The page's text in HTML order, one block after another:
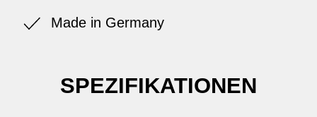
Made in Germany
SPEZIFIKATIONEN